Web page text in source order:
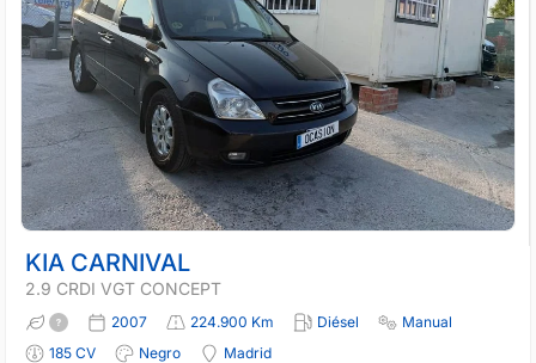
KIA CARNIVAL
2.9 CRDI VGT CONCEPT
2007 224.900 Km Diésel
Manual
185 CV
Negro
Madrid